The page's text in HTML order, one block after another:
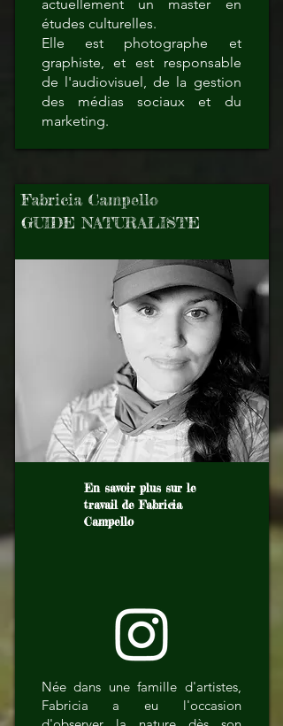
actuellement un master en
études culturelles.
Elle est photographe et
graphiste, et est responsable
de l'audiovisuel, de la gestion
des médias sociaux et du
marketing.
Fabricia Campello
GUIDE NATURALISTE
En savoir plus sur le
travail de Fabricia
Campello
Née dans une famille d'artistes,
Fabricia a eu l'occasion